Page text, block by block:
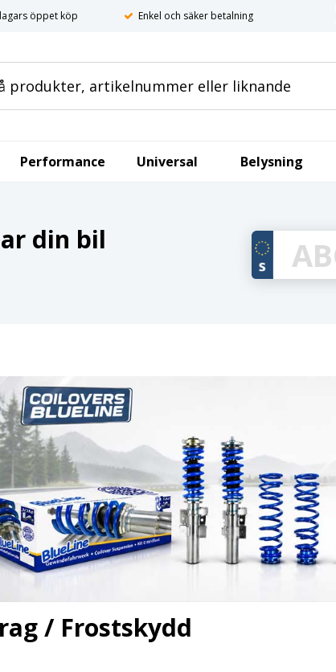
öppet köp Enkel och säker betalning
Performance Universal Belysning
din bil
/ Frostskydd